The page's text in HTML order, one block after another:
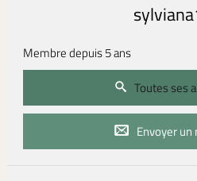
Membre depuis 5 ans
Toutes ses
Envoyer